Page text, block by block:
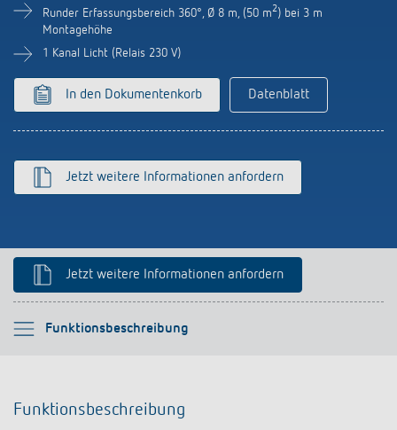
Apps von Theben
Stromstossschalter: Licht effizient
LUXORliving
Verbände und Institutionen
Umwelt
Design
Anfahrt
Newsletter
Runder Erfassungsbereich 360°, Ø 8 m, (50 m2) bei 3 m
Montagehöhe
1 Kanal Licht (Relais 230 V)
In den Dokumentenkorb Datenblatt
Jetzt weitere Informationen anfordern
Jetzt weitere Informationen anfordern
Funktionsbeschreibung
Bitte auswählen
Technische Informationen
Funktionsbeschreibung